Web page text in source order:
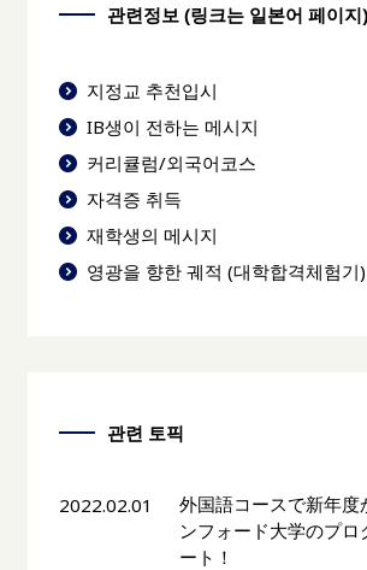
관련정보 (링크는 일본어 페이지)
지정교 추천입시
IB생이 전하는 메시지
커리큘럼/외국어코스
자격증 취득
재학생의 메시지
영광을 향한 궤적 (대학합격체험기)
관련 토픽
2022.02.01
外国語コースで新年度
ンフォード大学のプロ
ート！